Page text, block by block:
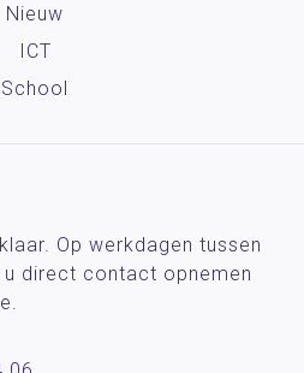
Nieuw
ICT
School
Op werkdagen tussen
u direct contact opnemen